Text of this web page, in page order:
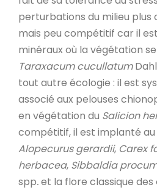
perturbations du milieu plus
mais peu compétitif car il
minéraux où la végétation
Taraxacum cucullatum
tout autre écologie : il est
associé aux pelouses
en végétation du Salicion
compétitif, il est implanté au
Alopecurus gerardii, Carex
herbacea, Sibbaldia
spp.et la flore classique